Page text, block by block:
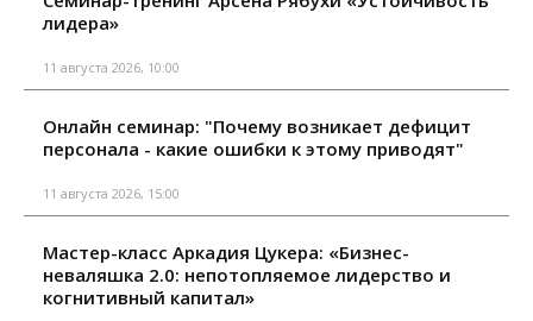
лидера»
11 августа 2026, 10:00
Онлайн семинар: "Почему возникает дефицит
персонала - какие ошибки к этому приводят"
11 августа 2026, 15:00
Мастер-класс Аркадия Цукера: «Бизнес-
неваляшка 2.0: непотопляемое лидерство и
когнитивный капитал»